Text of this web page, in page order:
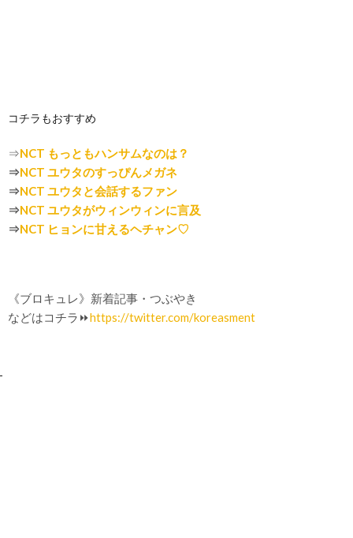
コチラもおすすめ
⇒NCT もっともハンサムなのは？
⇒NCT ユウタのすっぴんメガネ
⇒NCT ユウタと会話するファン
⇒NCT ユウタがウィンウィンに言及
⇒NCT ヒョンに甘えるヘチャン♡
《ブロキュレ》新着記事・つぶやき
などはコチラ⏩https://twitter.com/koreasment